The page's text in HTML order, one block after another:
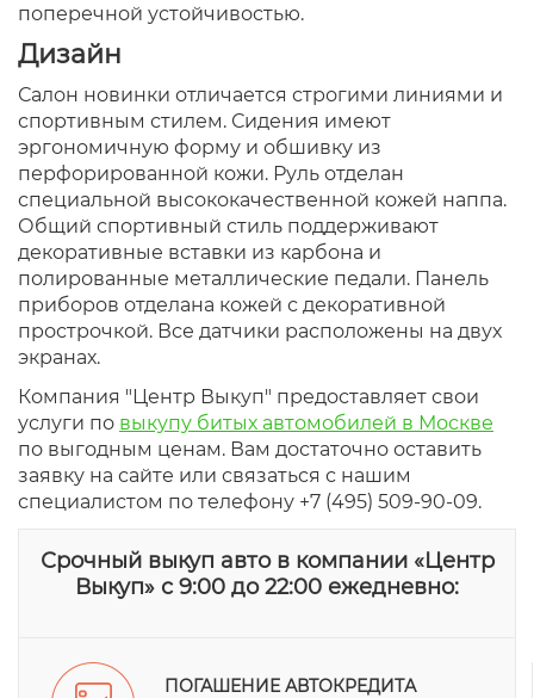
поперечной устойчивостью.
Дизайн
Салон новинки отличается строгими линиями и
спортивным стилем. Сидения имеют
эргономичную форму и обшивку из
перфорированной кожи. Руль отделан
специальной высококачественной кожей наппа.
Общий спортивный стиль поддерживают
декоративные вставки из карбона и
полированные металлические педали. Панель
приборов отделана кожей с декоративной
прострочкой. Все датчики расположены на двух
экранах.
Компания "Центр Выкуп" предоставляет свои
услуги по выкупу битых автомобилей в Москве
по выгодным ценам. Вам достаточно оставить
заявку на сайте или связаться с нашим
специалистом по телефону +7 (495) 509-90-09.
Срочный выкуп авто в компании «Центр
Выкуп» с 9:00 до 22:00 ежедневно:
ПОГАШЕНИЕ АВТОКРЕДИТА